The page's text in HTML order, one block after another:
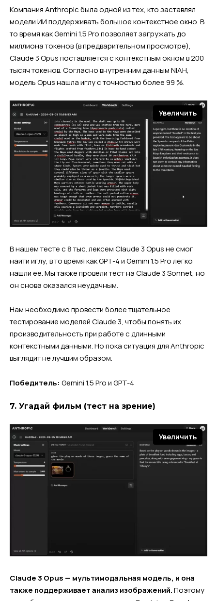
Компания Anthropic была одной из тех, кто заставлял
модели ИИ поддерживать большое контекстное окно. В
то время как Gemini 1.5 Pro позволяет загружать до
миллиона токенов (в предварительном просмотре),
Claude 3 Opus поставляется с контекстным окном в 200
тысяч токенов. Согласно внутренним данным NIAH,
модель Opus нашла иглу с точностью более 99 %.
Увеличить
В нашем тесте с 8 тыс. лексем Claude 3 Opus не смог
найти иглу, в то время как GPT-4 и Gemini 1.5 Pro легко
нашли ее. Мы также провели тест на Claude 3 Sonnet, но
он снова оказался неудачным.
Нам необходимо провести более тщательное
тестирование моделей Claude 3, чтобы понять их
производительность при работе с длинными
контекстными данными. Но пока ситуация для Anthropic
выглядит не лучшим образом.
Победитель: Gemini 1.5 Pro и GPT-4
7. Угадай фильм (тест на зрение)
Увеличить
Claude 3 Opus — мультимодальная модель, и она
также поддерживает анализ изображений.Поэтому